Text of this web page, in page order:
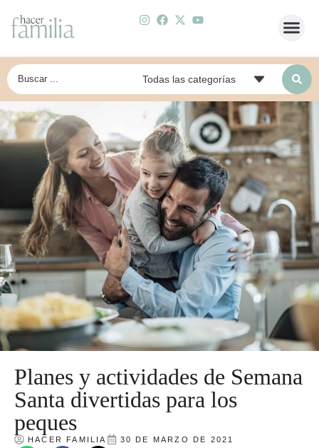
Planes y actividades de Semana
Santa divertidas para los
peques
HACER FAMILIA 30 DE MARZO DE 2021